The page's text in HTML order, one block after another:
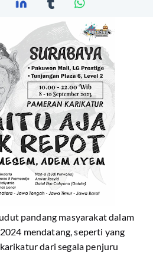
pandang masyarakat dalam
mendatang, seperti yang
dari segala penjuru